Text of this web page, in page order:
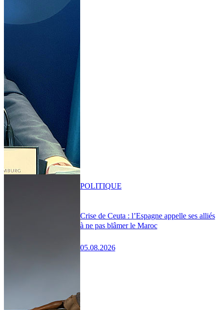
Crise de Ceuta : l’Espagne appelle ses alliés
à ne pas blâmer le Maroc
05.08.2026
POLITIQUE